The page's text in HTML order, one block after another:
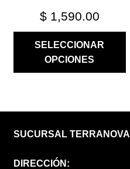
$1,590.00
SELECCIONAR
OPCIONES
SUCURSAL TERRANOVA
DIRECCIÓN: